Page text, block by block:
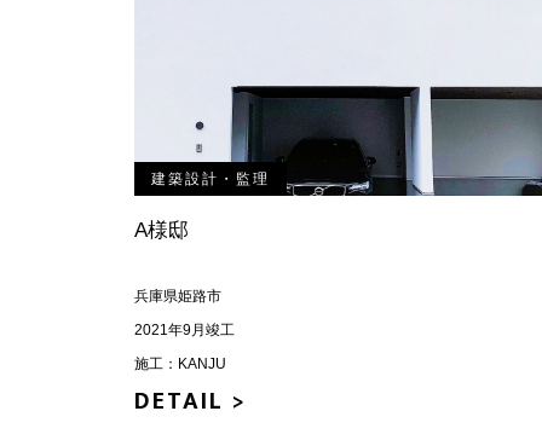
建築設計・監理
A様邸
兵庫県姫路市
2021年9月竣工
施工：KANJU
DETAIL >